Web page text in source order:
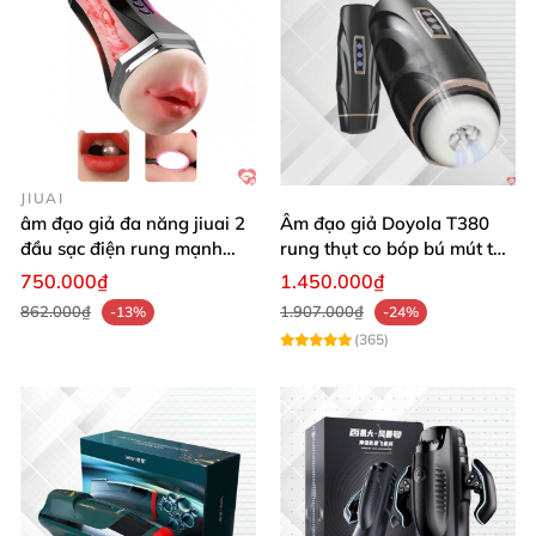
của âm đạo giả
sẽ đưa bạn đến trạng thái cực
khoái đáng kinh ngạc
được tận hưởng cuộc
yêu theo cách tuyệt vời
và hoàn hảo nhất.
JIUAI
âm đạo giả đa năng jiuai 2
đầu sạc điện rung mạnh
cao cấp bán chạy
750.000₫
862.000₫ -13%
Âm đạo giả Doyola T380
rung thụt co bóp bú mút tự
động cao cấp
1.450.000₫
1.907.000₫
-24%
(365)